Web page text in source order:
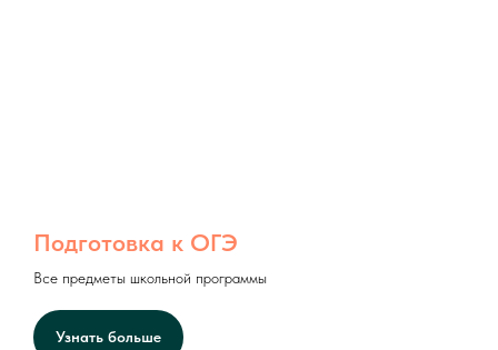
Подготовка к ОГЭ
Все предметы школьной программы
Узнать больше